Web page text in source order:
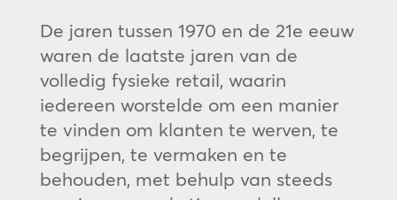
De jaren tussen 1970 en de 21e eeuw
waren de laatste jaren van de
volledig fysieke retail, waarin
iedereen worstelde om een manier
te vinden om klanten te werven, te
begrijpen, te vermaken en te
behouden, met behulp van steeds